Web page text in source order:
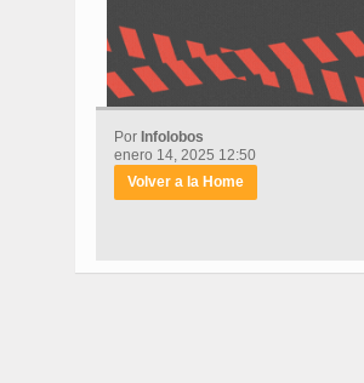
Por Infolobos
enero 14, 2025 12:50
Volver a la Home